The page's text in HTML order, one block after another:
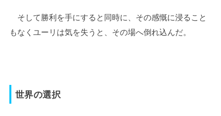
そして勝利を手にすると同時に、その感慨に浸ること
もなくユーリは気を失うと、その場へ倒れ込んだ。
世界の選択